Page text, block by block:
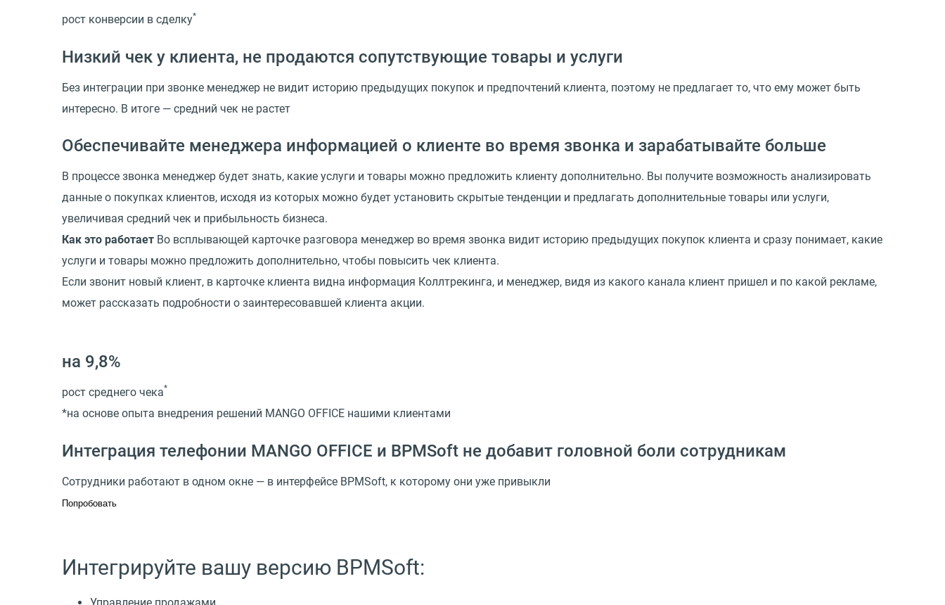
рост конверсии в сделку*
Низкий чек у клиента, не продаются сопутствующие товары и услуги
Без интеграции при звонке менеджер не видит историю предыдущих покупок и предпочтений клиента, поэтому не предлагает то, что ему может быть
интересно. В итоге — средний чек не растет
Обеспечивайте менеджера информацией о клиенте во время звонка и зарабатывайте больше
В процессе звонка менеджер будет знать, какие услуги и товары можно предложить клиенту дополнительно. Вы получите возможность анализировать
данные о покупках клиентов, исходя из которых можно будет установить скрытые тенденции и предлагать дополнительные товары или услуги,
увеличивая средний чек и прибыльность бизнеса.
Как это работает Во всплывающей карточке разговора менеджер во время звонка видит историю предыдущих покупок клиента и сразу понимает, какие
услуги и товары можно предложить дополнительно, чтобы повысить чек клиента.
Если звонит новый клиент, в карточке клиента видна информация Коллтрекинга, и менеджер, видя из какого канала клиент пришел и по какой рекламе,
может рассказать подробности о заинтересовавшей клиента акции.
на 9,8%
рост среднего чека*
*на основе опыта внедрения решений MANGO OFFICE нашими клиентами
Интеграция телефонии MANGO OFFICE и BPMSoft не добавит головной боли сотрудникам
Сотрудники работают в одном окне — в интерфейсе BPMSoft, к которому они уже привыкли
Попробовать
Интегрируйте вашу версию BPMSoft:
Управление продажами